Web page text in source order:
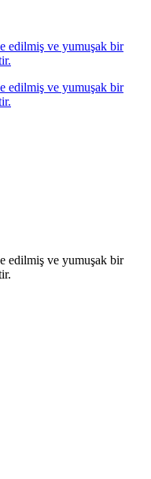
edilmiş ve yumuşak bir
edilmiş ve yumuşak bir
edilmiş ve yumuşak bir